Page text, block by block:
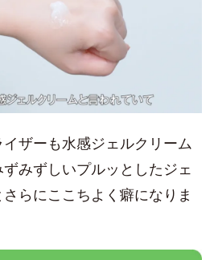
ザーも水感ジェルクリーム
みずしいプルッとしたジェ
らにここちよく癖になりま